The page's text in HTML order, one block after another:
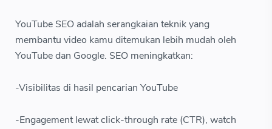
YouTube SEO adalah serangkaian teknik yang
membantu video kamu ditemukan lebih mudah oleh
YouTube dan Google. SEO meningkatkan:
-Visibilitas di hasil pencarian YouTube
-Engagement lewat click‑through rate (CTR), watch